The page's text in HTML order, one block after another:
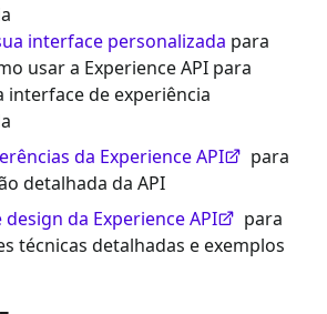
interface personalizada para
usar a Experience API para
interface de experiência
da Experience API
para
detalhada da API
design da Experience API
para
técnicas detalhadas e exemplos